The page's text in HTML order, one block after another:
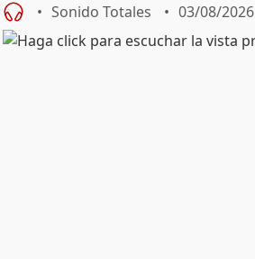
Sonido Totales 03/08/2026